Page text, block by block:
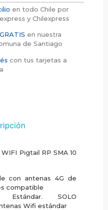
en todo Chile por
y Chilexpress
en nuestra
de Santiago
con tus tarjetas a
Pigtail RP SMA 10
con antenas 4G de
compatible
Estándar. SOLO
Wifi estándar